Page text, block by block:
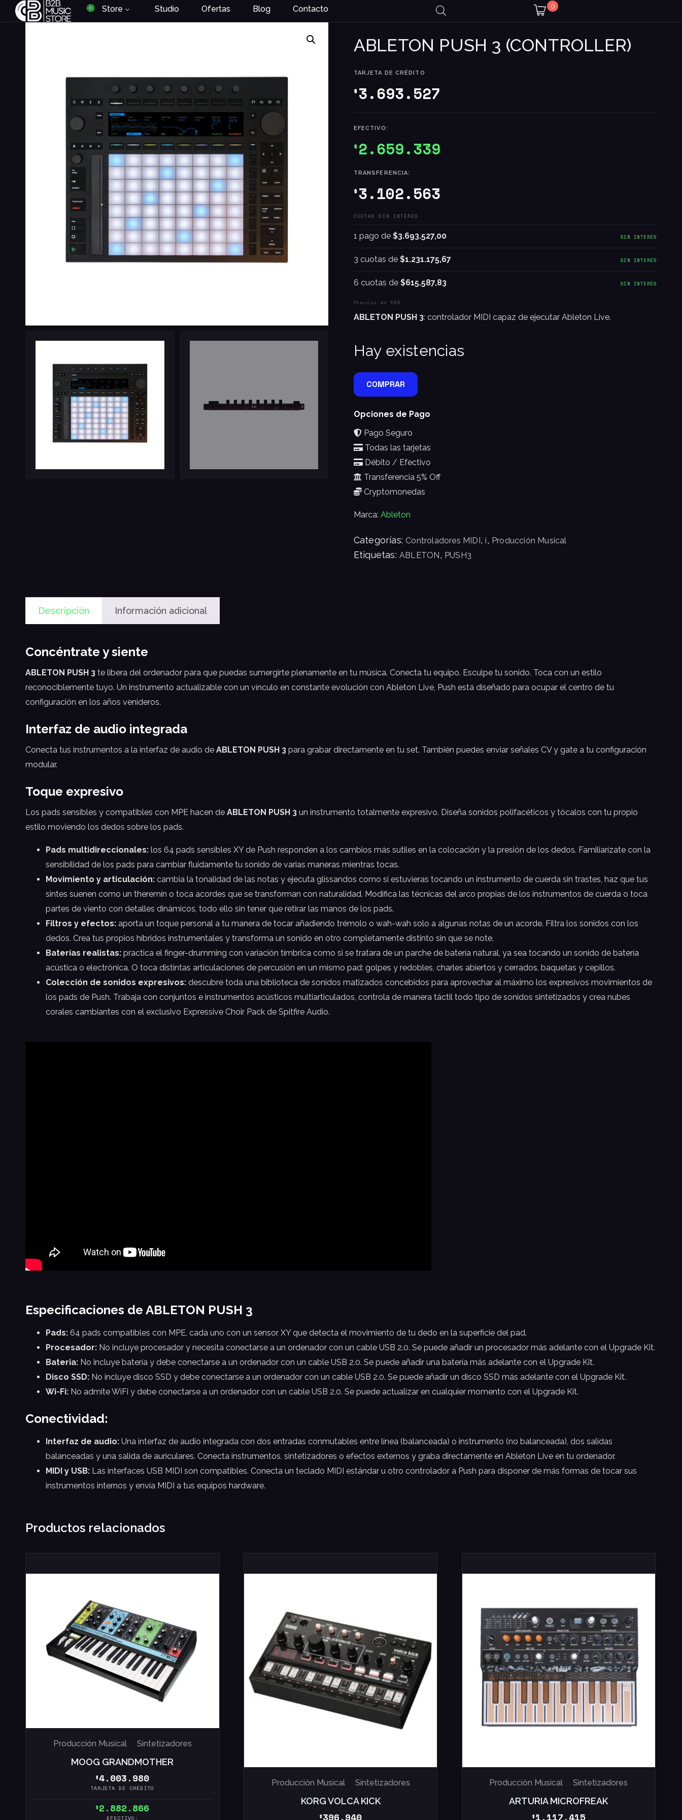
Store Studio Ofertas Blog Contacto 0
ABLETON PUSH 3 (CONTROLLER)
$3.693.527
TARJETA DE CRÉDITO
$2.659.339
EFECTIVO:
$3.102.563
TRANSFERENCIA:
CUOTAS SIN INTERÉS
1 pago de $3.693.527,00 SIN INTERÉS
3 cuotas de $1.231.175,67 SIN INTERÉS
6 cuotas de $615.587,83 SIN INTERÉS
Precios en ARS
ABLETON PUSH 3: controlador MIDI capaz de ejecutar Ableton Live.
Hay existencias
COMPRAR
Opciones de Pago
Pago Seguro
Todas las tarjetas
Débito / Efectivo
Transferencia 5% Off
Cryptomonedas
Marca: Ableton
Categorías: Controladores MIDI,i, Producción Musical
Etiquetas:ABLETON, PUSH3
Descripción Información adicional
Concéntrate y siente
ABLETON PUSH 3 te libera del ordenador para que puedas sumergirte plenamente en tu música. Conecta tu equipo. Esculpe tu sonido. Toca con un estilo
reconociblemente tuyo. Un instrumento actualizable con un vínculo en constante evolución con Ableton Live, Push está diseñado para ocupar el centro de tu
configuración en los años venideros.
Interfaz de audio integrada
Conecta tus instrumentos a la interfaz de audio de ABLETON PUSH 3 para grabar directamente en tu set. También puedes enviar señales CV y gate a tu configuración
modular.
Toque expresivo
Los pads sensibles y compatibles con MPE hacen de ABLETON PUSH 3 un instrumento totalmente expresivo. Diseña sonidos polifacéticos y tócalos con tu propio
estilo moviendo los dedos sobre los pads.
Pads multidireccionales: los 64 pads sensibles XY de Push responden a los cambios más sutiles en la colocación y la presión de los dedos. Familiarízate con la
sensibilidad de los pads para cambiar fluidamente tu sonido de varias maneras mientras tocas.
Movimiento y articulación: cambia la tonalidad de las notas y ejecuta glissandos como si estuvieras tocando un instrumento de cuerda sin trastes, haz que tus
sintes suenen como un theremín o toca acordes que se transforman con naturalidad. Modifica las técnicas del arco propias de los instrumentos de cuerda o toca
partes de viento con detalles dinámicos, todo ello sin tener que retirar las manos de los pads.
Filtros y efectos: aporta un toque personal a tu manera de tocar añadiendo trémolo o wah-wah solo a algunas notas de un acorde. Filtra los sonidos con los
dedos. Crea tus propios híbridos instrumentales y transforma un sonido en otro completamente distinto sin que se note.
Baterías realistas: practica el finger-drumming con variación tímbrica como si se tratara de un parche de batería natural, ya sea tocando un sonido de batería
acústica o electrónica. O toca distintas articulaciones de percusión en un mismo pad: golpes y redobles, charles abiertos y cerrados, baquetas y cepillos.
Colección de sonidos expresivos: descubre toda una biblioteca de sonidos matizados concebidos para aprovechar al máximo los expresivos movimientos de
los pads de Push. Trabaja con conjuntos e instrumentos acústicos multiarticulados, controla de manera táctil todo tipo de sonidos sintetizados y crea nubes
corales cambiantes con el exclusivo Expressive Choir Pack de Spitfire Audio.
Especificaciones de ABLETON PUSH 3
Pads: 64 pads compatibles con MPE, cada uno con un sensor XY que detecta el movimiento de tu dedo en la superficie del pad.
Procesador: No incluye procesador y necesita conectarse a un ordenador con un cable USB 2.0. Se puede añadir un procesador más adelante con el Upgrade Kit.
Bateria: No incluye batería y debe conectarse a un ordenador con un cable USB 2.0. Se puede añadir una batería más adelante con el Upgrade Kit.
Disco SSD: No incluye disco SSD y debe conectarse a un ordenador con un cable USB 2.0. Se puede añadir un disco SSD más adelante con el Upgrade Kit.
Wi-Fi: No admite WiFi y debe conectarse a un ordenador con un cable USB 2.0. Se puede actualizar en cualquier momento con el Upgrade Kit.
Conectividad:
Interfaz de audio: Una interfaz de audio integrada con dos entradas conmutables entre línea (balanceada) o instrumento (no balanceada), dos salidas
balanceadas y una salida de auriculares. Conecta instrumentos, sintetizadores o efectos externos y graba directamente en Ableton Live en tu ordenador.
MIDI y USB: Las interfaces USB MIDI son compatibles. Conecta un teclado MIDI estándar u otro controlador a Push para disponer de más formas de tocar sus
instrumentos internos y envía MIDI a tus equipos hardware.
Productos relacionados
Producción Musical Sintetizadores
MOOG GRANDMOTHER
$4.003.980
TARJETA DE CRÉDITO
$2.882.866
EFECTIVO:
Producción Musical Sintetizadores
KORG VOLCA KICK
$396.940
Producción Musical Sintetizadores
ARTURIA MICROFREAK
$1.117.415